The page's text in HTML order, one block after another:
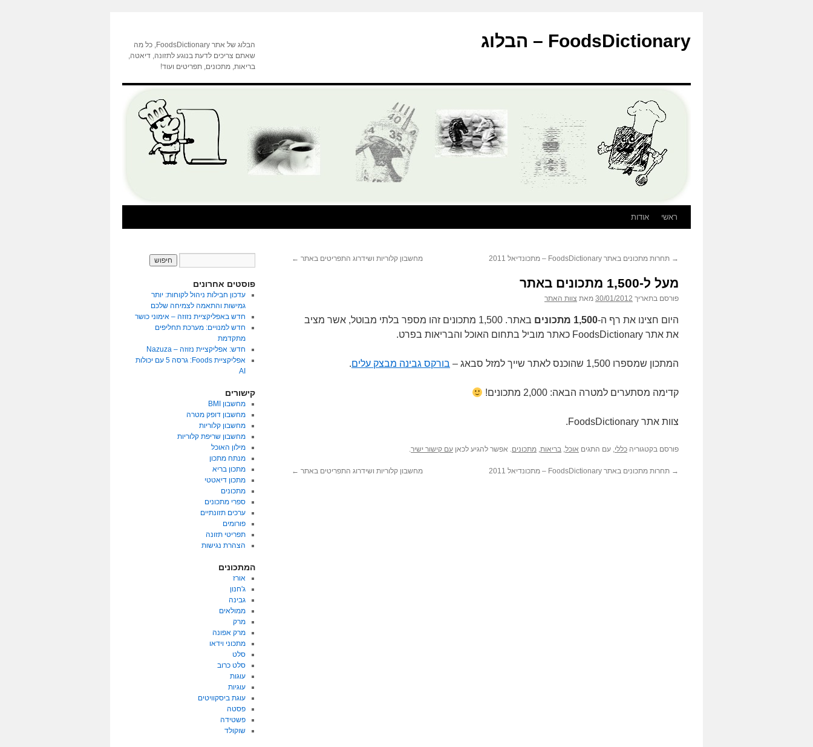
FoodsDictionary – הבלוג
הבלוג של אתר FoodsDictionary, כל מה
שאתם צריכים לדעת בנוגע לתזונה, דיאטה,
בריאות, מתכונים, תפריטים ועוד!
ראשי אודות
→ תחרות מתכונים באתר FoodsDictionary – מתכונדיאל 2011 מחשבון קלוריות ושידרוג התפריטים באתר ←
מעל ל-1,500 מתכונים באתר
פורסם בתאריך 30/01/2012 מאת צוות האתר
היום חצינו את רף ה-1,500 מתכונים
באתר. 1,500 מתכונים זהו מספר בלתי מבוטל, אשר מציב
את אתר FoodsDictionary כאתר מוביל בתחום האוכל והבריאות בפרט.
המתכון שמספרו 1,500 שהוכנס לאתר שייך למזל סבאג – בורקס גבינה מבצק עלים.
קדימה מסתערים למטרה הבאה: 2,000 מתכונים!
צוות אתר FoodsDictionary.
פורסם בקטגוריה כללי, עם התגים אוכל, בריאות, מתכונים. אפשר להגיע לכאן עם קישור ישיר.
→ תחרות מתכונים באתר FoodsDictionary – מתכונדיאל 2011 מחשבון קלוריות ושידרוג התפריטים באתר ←
פוסטים אחרונים
עדכון חבילות ניהול לקוחות: יותר
גמישות והתאמה לצמיחה שלכם
חדש באפליקציית נזוזה – אימוני כושר
חדש למנויים: מערכת תחליפים
מתקדמת
חדש: אפליקציית נזוזה – Nazuza
אפליקציית Foods: גרסה 5 עם יכולות
AI
קישורים
מחשבון BMI
מחשבון דופק מטרה
מחשבון קלוריות
מחשבון שריפת קלוריות
מילון האוכל
מנתח מתכון
מתכון בריא
מתכון דיאטטי
מתכונים
ספרי מתכונים
ערכים תזונתיים
פורומים
תפריטי תזונה
הצהרת נגישות
המתכונים
אורז
ג'חנון
גבינה
ממולאים
מרק
מרק אפונה
מתכוני וידאו
סלט
סלט כרוב
עוגות
עוגיות
עוגת ביסקוויטים
פסטה
פשטידה
שוקולד